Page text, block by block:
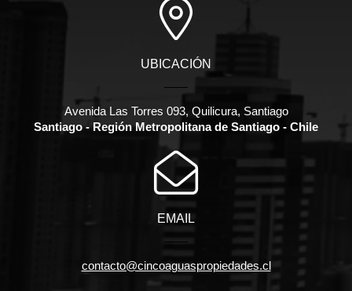
UBICACIÓN
Avenida Las Torres 093, Quilicura, Santiago
Santiago - Región Metropolitana de Santiago - Chile
EMAIL
contacto@cincoaguaspropiedades.cl